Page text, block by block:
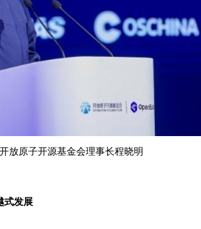
开放原子开源基金会理事长程晓明
发展